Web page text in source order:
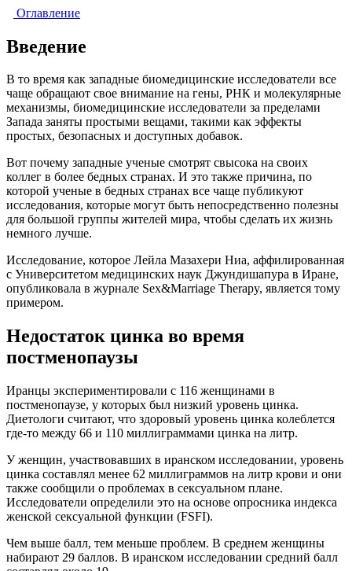
Оглавление
Введение
В то время как западные биомедицинские исследователи все
чаще обращают свое внимание на гены, РНК и молекулярные
механизмы, биомедицинские исследователи за пределами
Запада заняты простыми вещами, такими как эффекты
простых, безопасных и доступных добавок.
Вот почему западные ученые смотрят свысока на своих
коллег в более бедных странах. И это также причина, по
которой ученые в бедных странах все чаще публикуют
исследования, которые могут быть непосредственно полезны
для большой группы жителей мира, чтобы сделать их жизнь
немного лучше.
Исследование, которое Лейла Мазахери Ниа, аффилированная
с Университетом медицинских наук Джундишапура в Иране,
опубликовала в журнале Sex&Marriage Therapy, является тому
примером.
Недостаток цинка во время
постменопаузы
Иранцы экспериментировали с 116 женщинами в
постменопаузе, у которых был низкий уровень цинка.
Диетологи считают, что здоровый уровень цинка колеблется
где-то между 66 и 110 миллиграммами цинка на литр.
У женщин, участвовавших в иранском исследовании, уровень
цинка составлял менее 62 миллиграммов на литр крови и они
также сообщили о проблемах в сексуальном плане.
Исследователи определили это на основе опросника индекса
женской сексуальной функции (FSFI).
Чем выше балл, тем меньше проблем. В среднем женщины
набирают 29 баллов. В иранском исследовании средний балл